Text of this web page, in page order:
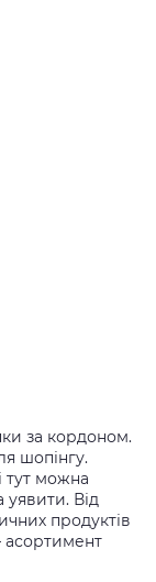
за кордоном.
шопінгу.
можна
Від
продуктів
асортимент